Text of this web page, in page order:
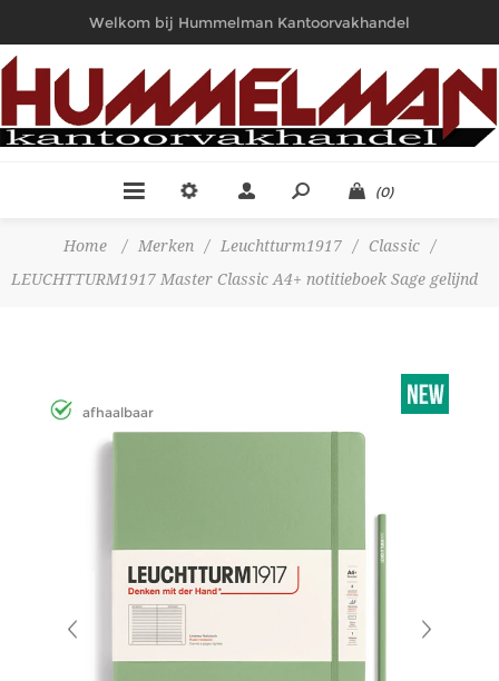
Welkom bij Hummelman Kantoorvakhandel
(0)
Home / Merken / Leuchtturm1917 / Classic
/
LEUCHTTURM1917 Master Classic A4+ notitieboek Sage gelijnd
afhaalbaar